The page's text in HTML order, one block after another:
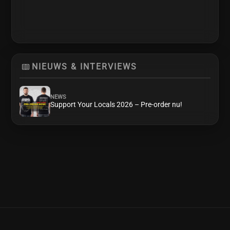
NIEUWS & INTERVIEWS
NEWS
Support Your Locals 2026 – Pre-order nu!